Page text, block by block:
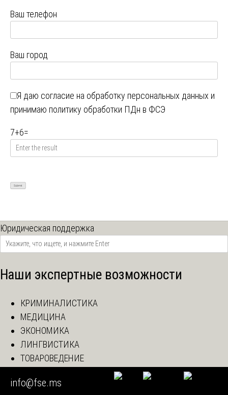
Ваш телефон
Ваш город
Я даю согласие на обработку персональных данных и
принимаю политику обработки ПДн в ФСЭ
7+6=
Юридическая поддержка
Наши экспертные возможности
КРИМИНАЛИСТИКА
МЕДИЦИНА
ЭКОНОМИКА
ЛИНГВИСТИКА
ТОВАРОВЕДЕНИЕ
АВТОЭКСПЕРТИЗА
info@fse.ms